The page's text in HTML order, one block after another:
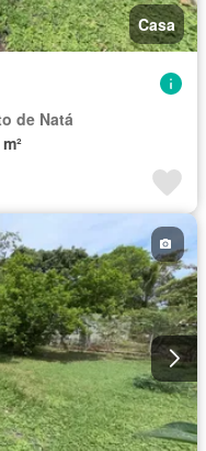
Casa
de Natá